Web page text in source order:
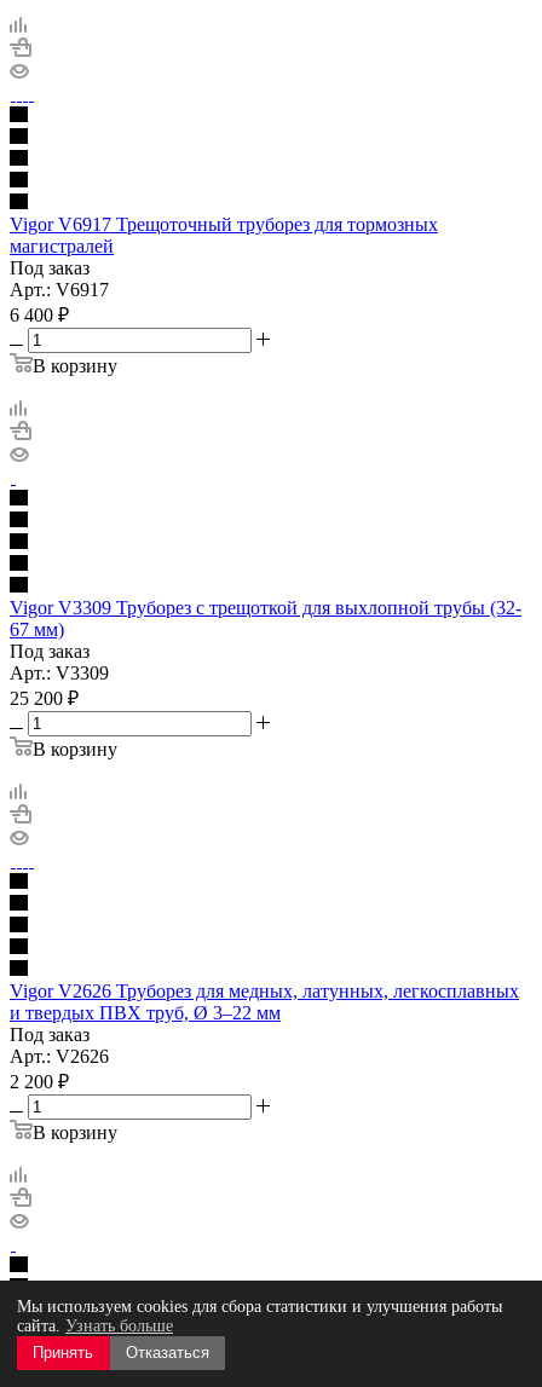
Vigor V6917 Трещоточный труборез для тормозных
магистралей
Под заказ
Арт.: V6917
6 400 ₽
В корзину
Vigor V3309 Труборез с трещоткой для выхлопной трубы (32-
67 мм)
Под заказ
Арт.: V3309
25 200 ₽
В корзину
Vigor V2626 Труборез для медных, латунных, легкосплавных
и твердых ПВХ труб, Ø 3–22 мм
Под заказ
Арт.: V2626
2 200 ₽
В корзину
Hazet 2181N-1 Труборез, малый дизайн
Мы используем cookies для сбора статистики и улучшения работы
сайта. Узнать больше
Принять
Отказаться